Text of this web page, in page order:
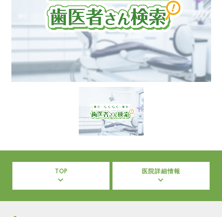
TOP 医院詳細情報